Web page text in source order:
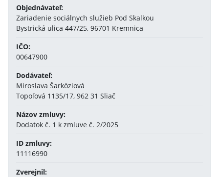
Objednávateľ:
Zariadenie sociálnych služieb Pod Skalkou
Bystrická ulica 447/25, 96701 Kremnica
IČO:
00647900
Dodávateľ:
Miroslava Šarköziová
Topoľová 1135/17, 962 31 Sliač
Názov zmluvy:
Dodatok č. 1 k zmluve č. 2/2025
ID zmluvy:
11116990
Zverejnil: